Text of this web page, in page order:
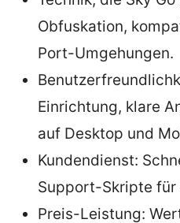
Obfuskation,
Port-Umgehungen.
Einrichtung, klare
auf Desktop und
Kundendienst:
Support-Skripte für
Preis-Leistung: